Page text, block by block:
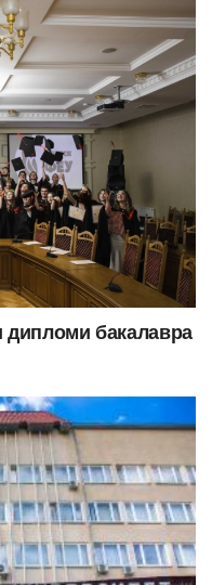
бакалавра